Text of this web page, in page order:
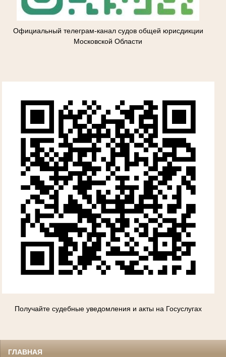
Официальный телеграм-канал судов общей юрисдикции
Московской Области
Получайте судебные уведомления и акты на Госуслугах
ГЛАВНАЯ